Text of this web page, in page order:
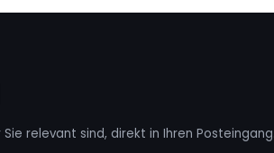
relevant sind, direkt in Ihren Posteingang.